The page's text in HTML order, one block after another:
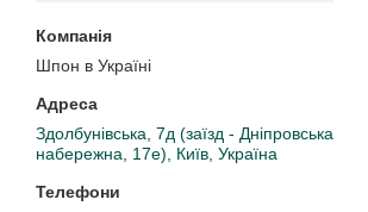
Шпон в Україні
Здолбунівська, 7д (заїзд - Дніпровська
набережна, 17е), Київ, Україна